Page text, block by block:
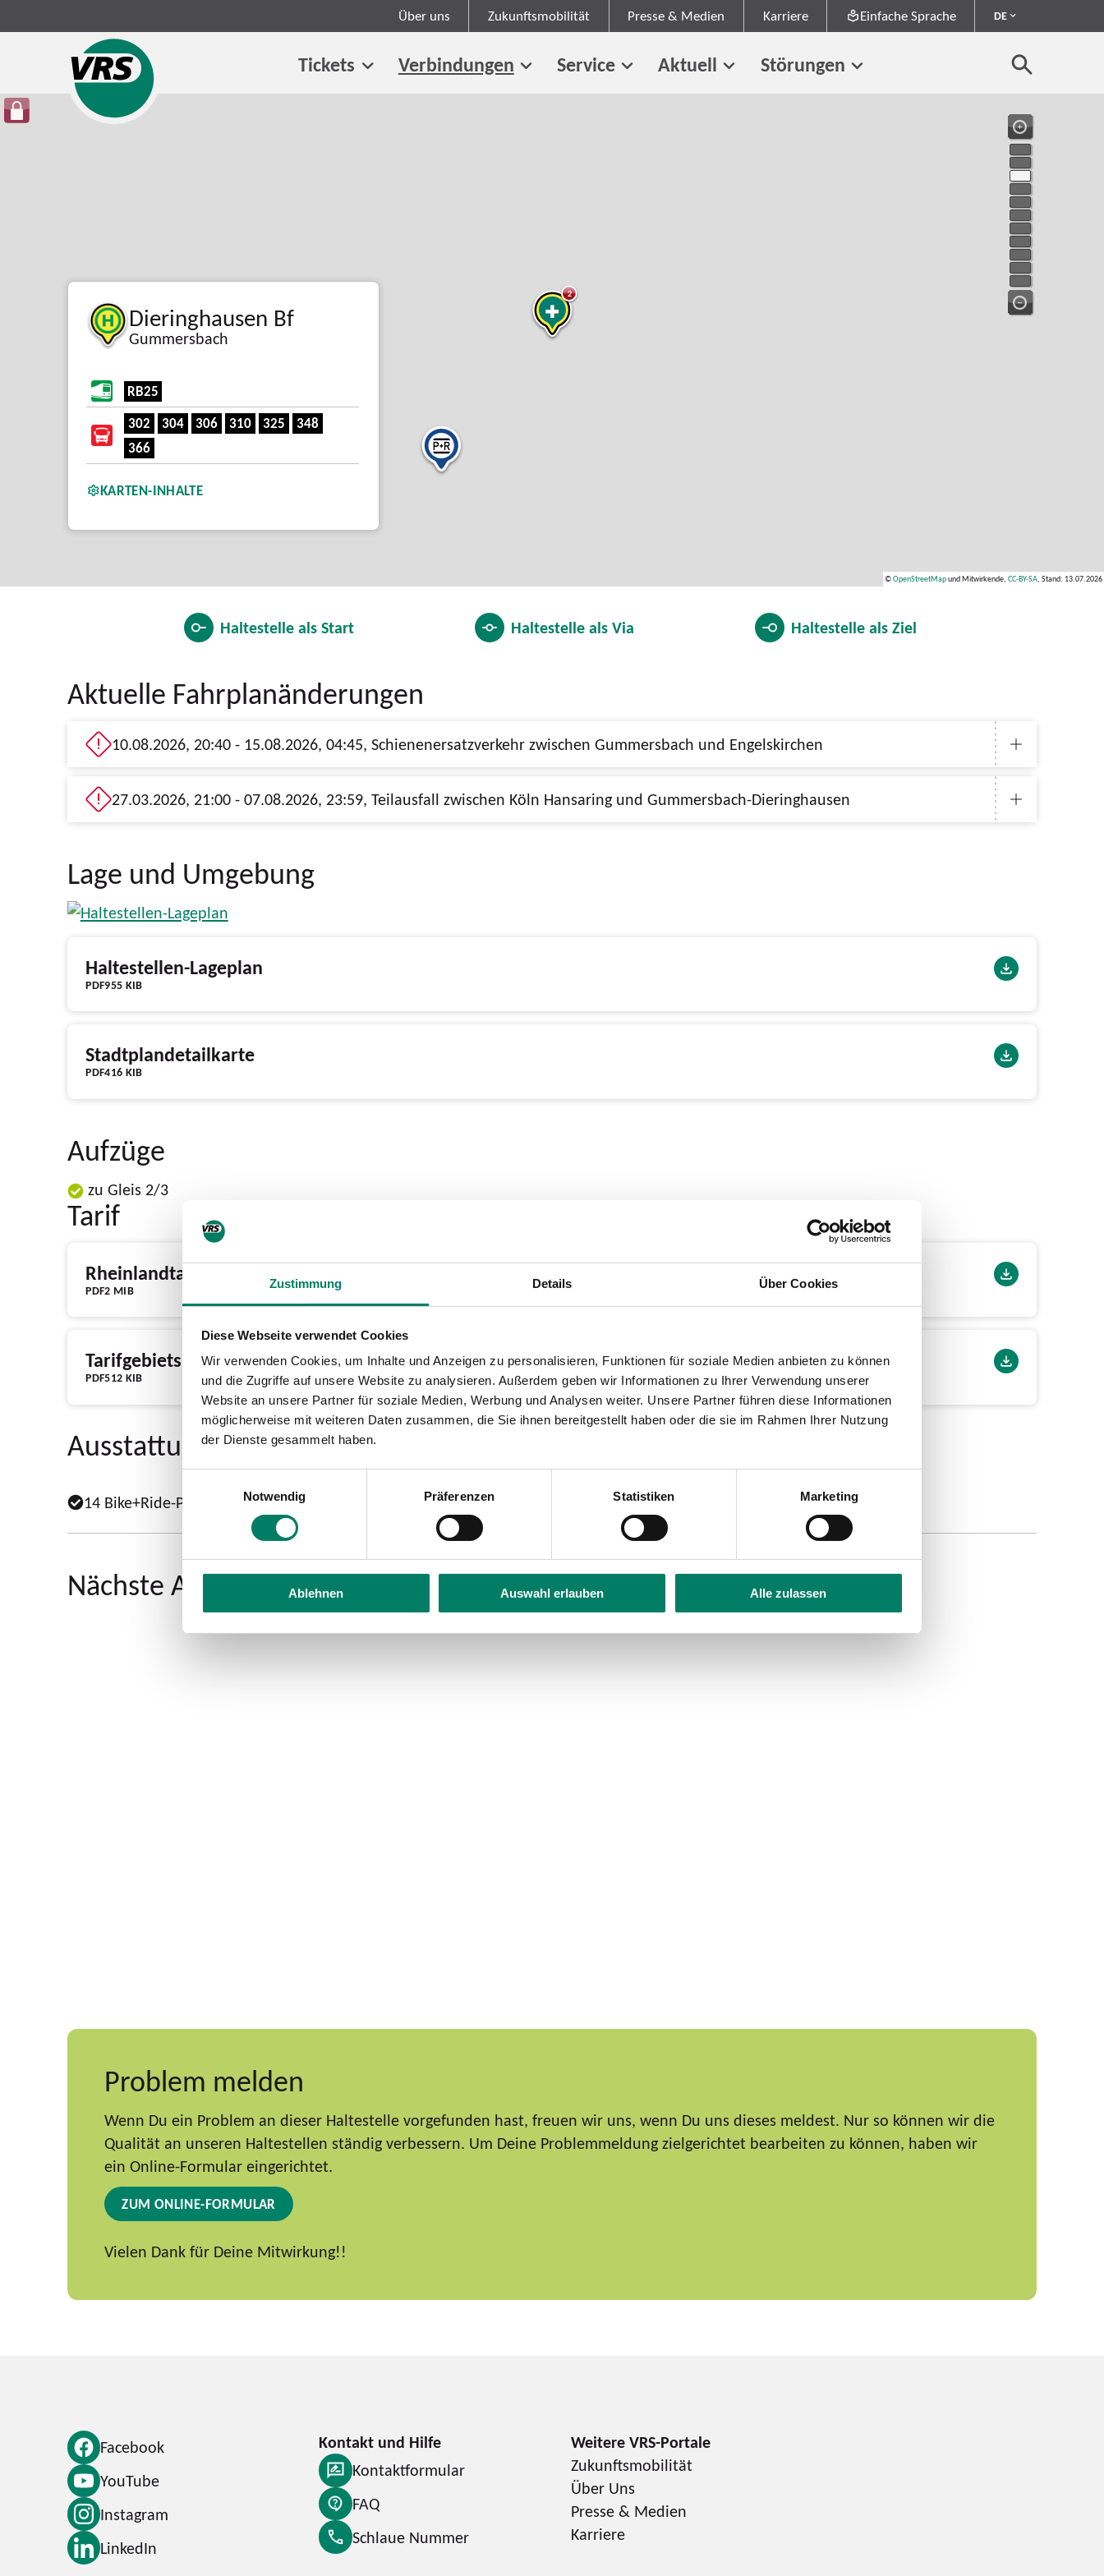
Zustimmung Details Über Cookies
Diese Webseite verwendet Cookies
Wir verwenden Cookies, um Inhalte und Anzeigen zu personalisieren, Funktionen für soziale Medien anbieten zu können
und die Zugriffe auf unsere Website zu analysieren. Außerdem geben wir Informationen zu Ihrer Verwendung unserer
Website an unsere Partner für soziale Medien, Werbung und Analysen weiter. Unsere Partner führen diese Informationen
möglicherweise mit weiteren Daten zusammen, die Sie ihnen bereitgestellt haben oder die sie im Rahmen Ihrer Nutzung
der Dienste gesammelt haben.
Notwendig
Präferenzen Statistiken Marketing
Ablehnen Auswahl erlauben Alle zulassen
Über uns Zukunftsmobilität Presse & Medien Karriere Einfache Sprache DE
Tickets Verbindungen Service Aktuell Störungen
Dieringhausen Bf
Gummersbach
RB25
302
304 306 310 325
348
366
KARTEN-INHALTE
2
©OpenStreetMapund Mitwirkende, CC-BY-SA, Stand: 13.07.2026
Haltestelle alsStart Haltestelle alsVia Haltestelle alsZiel
Aktuelle Fahrplanänderungen
10.08.2026, 20:40 - 15.08.2026, 04:45, Schienenersatzverkehr zwischen Gummersbach und Engelskirchen
27.03.2026, 21:00 - 07.08.2026, 23:59, Teilausfall zwischen Köln Hansaring und Gummersbach-Dieringhausen
Lage und Umgebung
PDF955 KIB
Haltestellen-Lageplan
PDF416 KIB
Stadtplandetailkarte
Aufzüge
zu Gleis 2/3
Tarif
PDF2 MIB
Rheinlandtarif Tickets & Preise
PDF512 KIB
Tarifgebietskarte
Ausstattung
14 Bike+Ride-Plätze vorhanden
Nächste Abfahrten ab Dieringhausen Bf
Problem melden
Wenn Du ein Problem an dieser Haltestelle vorgefunden hast, freuen wir uns, wenn Du uns dieses meldest. Nur so können wir die
Qualität an unseren Haltestellen ständig verbessern. Um Deine Problemmeldung zielgerichtet bearbeiten zu können, haben wir
ein Online-Formular eingerichtet.
ZUM ONLINE-FORMULAR
Vielen Dank für Deine Mitwirkung!!
Facebook
YouTube
Instagram
LinkedIn
Kontaktformular
FAQ
Schlaue Nummer
Zukunftsmobilität
Über Uns
Presse & Medien
Karriere